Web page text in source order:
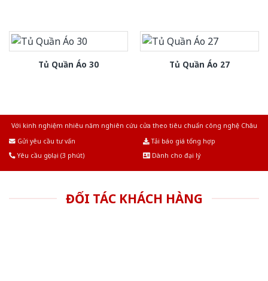
Tủ Quần Áo 30 Tủ Quần Áo 27
Với kinh nghiệm nhiêu năm nghiên cứu cửa theo tiêu chuẩn công nghệ Châu
Gửi yêu cầu tư vấn
Tải báo giá tổng hợp
Yêu cầu gọi lại (3 phút)
Dành cho đại lý
ĐỐI TÁC KHÁCH HÀNG